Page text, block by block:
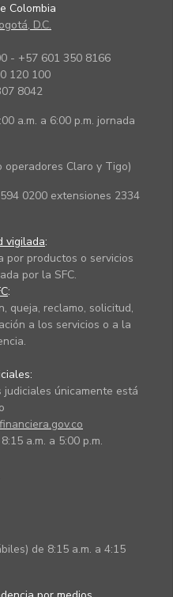
Colombia
D.C.
- +57 601 350 8166
120 100
8042
a.m. a 6:00 p.m. jornada
operadores Claro y Tigo)
0200 extensiones 2334
vigilada:
por productos o servicios
por la SFC.
:
queja, reclamo, solicitud,
a los servicios o a la
únicamente está
a.m. a 5:00 p.m.
de 8:15 a.m. a 4:15